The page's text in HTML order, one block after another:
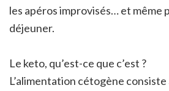
les apéros improvisés… et même
déjeuner.
Le keto, qu’est-ce que c’est ?
L’alimentation cétogène